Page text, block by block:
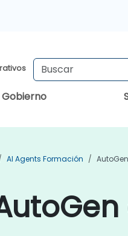
Gobierno
AI Agents Formación